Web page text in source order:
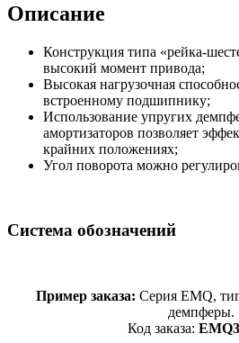
Описание
Конструкция типа «рейка-
высокий момент привода;
Высокая нагрузочная
встроенному подшипнику;
Использование упругих
амортизаторов позволяет
крайних положениях;
Угол поворота можно
Система обозначений
Пример заказа: Серия EMQ,
демпферы.
Код заказа: